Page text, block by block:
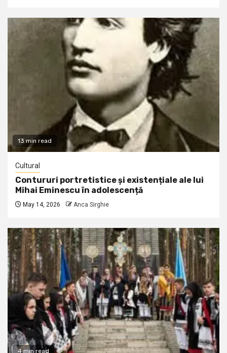
13 min read
Cultural
Contururi portretistice și existențiale ale lui
Mihai Eminescu în adolescență
May 14, 2026 Anca Sirghie
4 min read